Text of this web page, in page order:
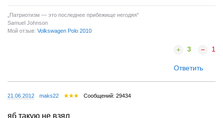
„Патриотизм — это последнее прибежище негодяя"
Samuel Johnson
Мой отзыв: Volkswagen Polo 2010
3 1
Ответить
21.06.2012 maks22 Сообщений: 29434
яб такую не взял